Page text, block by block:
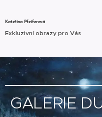
Kateřina Pfeiferová
Exkluzivní obrazy pro Vás
GALERIE